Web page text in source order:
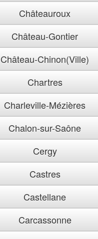
Châteauroux
Château-Gontier
Château-Chinon(Ville)
Chartres
Charleville-Mézières
Chalon-sur-Saône
Cergy
Castres
Castellane
Carcassonne